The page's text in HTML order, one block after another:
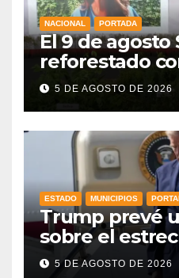
NACIONAL PORTADA
El 9 de agosto
reforestado
como parte de
Nacional a la
5 DE AGOSTO DE 2026
ESTADO MUNICIPIOS
Trump prevé
sobre el
esta misma
5 DE AGOSTO DE 2026